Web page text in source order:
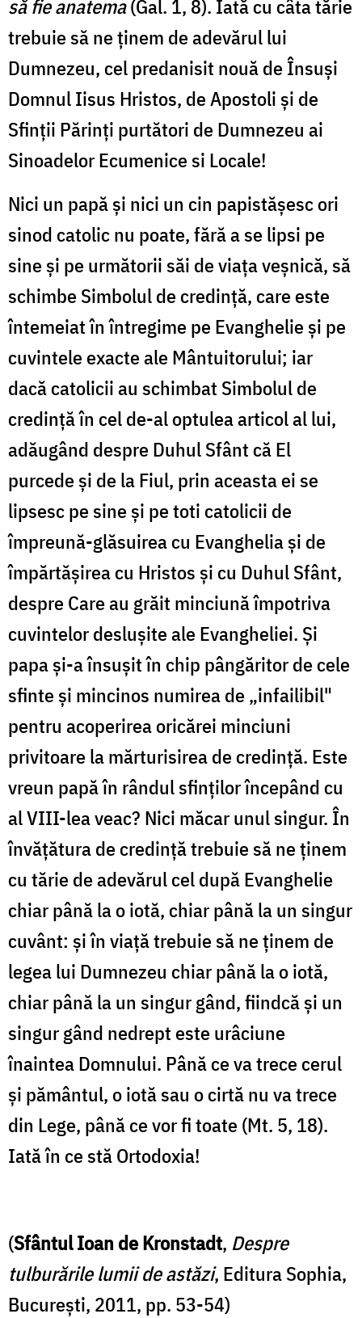
să fie anatema(Gal. 1, 8). Iată cu câta tărie
trebuie să ne ţinem de adevărul lui
Dumnezeu, cel predanisit nouă de Însuşi
Domnul Iisus Hristos, de Apostoli şi de
Sfinţii Părinţi purtători de Dumnezeu ai
Sinoadelor Ecumenice si Locale!
Nici un papă şi nici un cin papistăşesc ori
sinod catolic nu poate, fără a se lipsi pe
sine şi pe următorii săi de viața veşnică, să
schimbe Simbolul de credinţă, care este
întemeiat în întregime pe Evanghelie şi pe
cuvintele exacte ale Mântuitorului; iar
dacă catolicii au schimbat Simbolul de
credinţă în cel de-al optulea articol al lui,
adăugând despre Duhul Sfânt că El
purcede şi de la Fiul, prin aceasta ei se
lipsesc pe sine şi pe toti catolicii de
împreună-glăsuirea cu Evanghelia şi de
împărtăşirea cu Hristos şi cu Duhul Sfânt,
despre Care au grăit minciună împotriva
cuvintelor desluşite ale Evangheliei. Şi
papa şi-a însuşit în chip pângăritor de cele
sfinte şi mincinos numirea de „infailibil"
pentru acoperirea oricărei minciuni
privitoare la mărturisirea de credinţă. Este
vreun papă în rândul sfinţilor începând cu
al VIII-lea veac? Nici măcar unul singur. În
învăţătura de credinţă trebuie să ne ţinem
cu tărie de adevărul cel după Evanghelie
chiar până la o iotă, chiar până la un singur
cuvânt: şi în viaţă trebuie să ne ţinem de
legea lui Dumnezeu chiar până la o iotă,
chiar până la un singur gând, fiindcă şi un
singur gând nedrept este urâciune
înaintea Domnului. Până ce va trece cerul
şi pământul, o iotă sau o cirtă nu va trece
din Lege, până ce vor fi toate (Mt. 5, 18).
Iată în ce stă Ortodoxia!
(Sfântul Ioan de Kronstadt, Despre
tulburările lumii de astăzi, Editura Sophia,
București, 2011, pp. 53-54)